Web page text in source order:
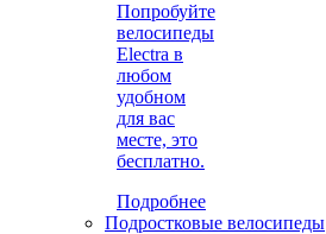
Попробуйте
велосипеды
Electra в
любом
удобном
для вас
месте, это
бесплатно.
Подробнее
Подростковые велосипеды